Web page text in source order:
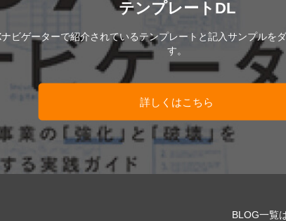
テンプレートDL
ビゲーターで紹介されているテンプレートと記入サンプルを
す。
詳しくはこちら
BLOG一覧